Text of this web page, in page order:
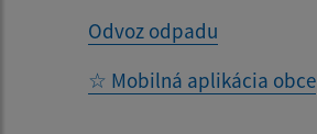
Odvoz odpadu
☆ Mobilná aplikácia obce